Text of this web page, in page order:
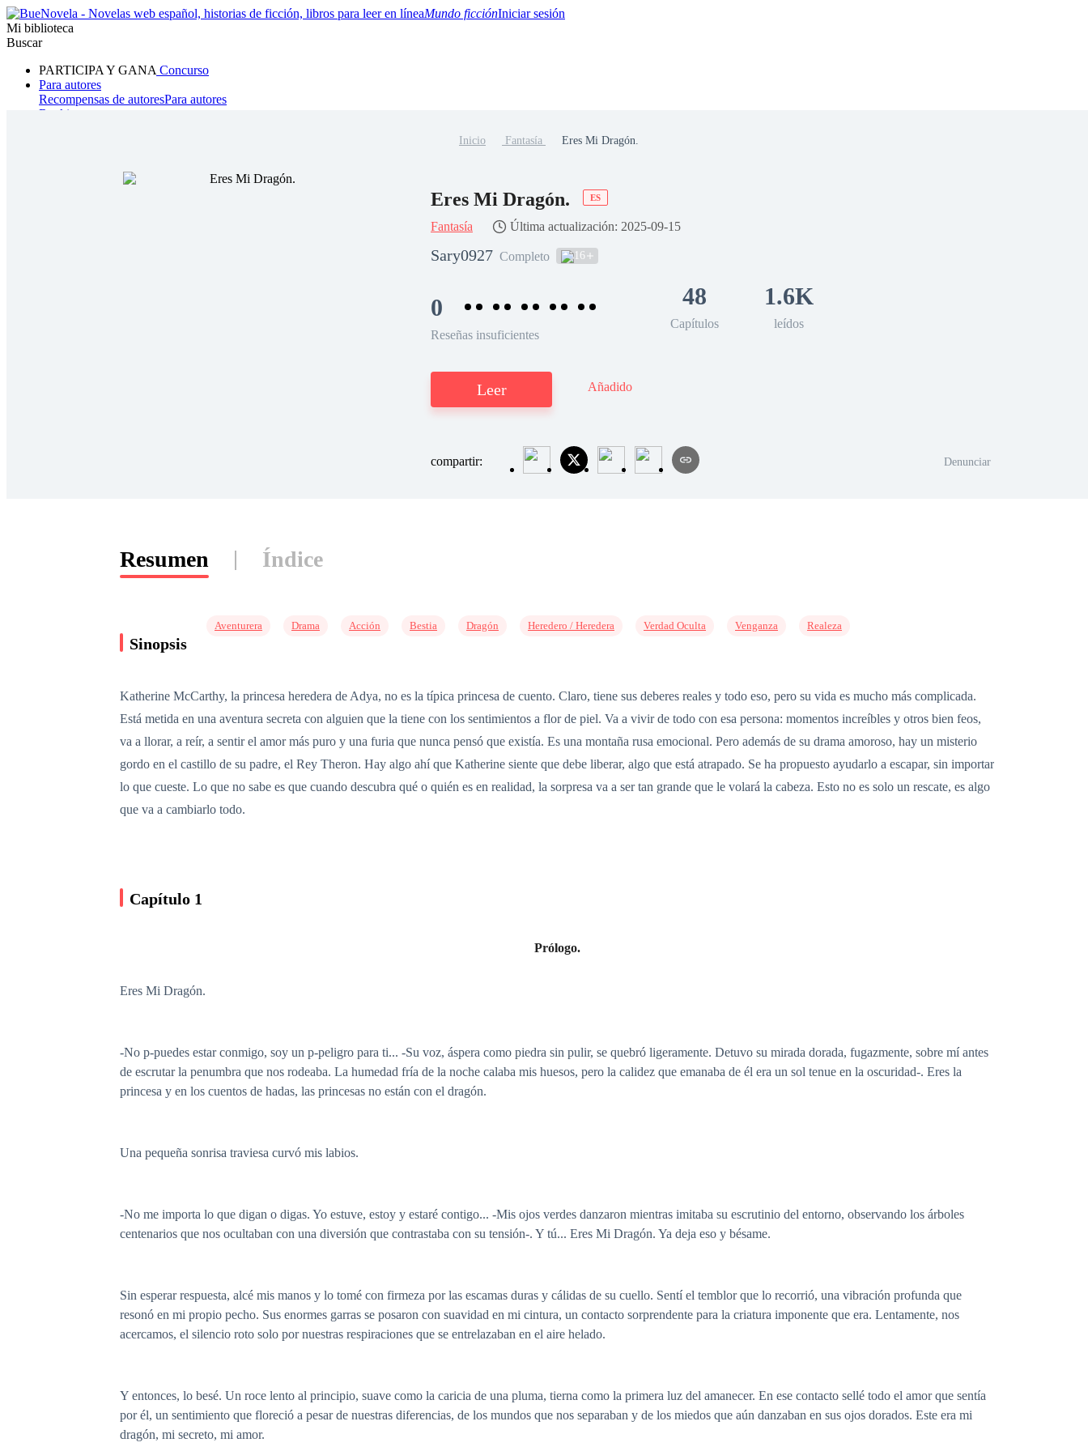
Mundo ficciónIniciar sesión
Mi biblioteca
Buscar
PARTICIPA Y GANA Concurso
Para autores
Recompensas de autoresPara autores
Ranking
Hombre lobo Mafia SistemaFantasía
Inicio Fantasía Eres Mi Dragón.
Eres Mi Dragón. ES
Fantasía Última actualización: 2025-09-15
Sary0927 Completo 16
0
Reseñas insuficientes
48
Capítulos
1.6K
leídos
Leer Añadido
compartir: Denunciar
Resumen Índice
Sinopsis
Aventurera Drama Acción Bestia Dragón Heredero / Heredera Verdad Oculta Venganza Realeza
Katherine McCarthy, la princesa heredera de Adya, no es la típica princesa de cuento. Claro, tiene sus deberes reales y todo eso, pero su vida es mucho más complicada.
Está metida en una aventura secreta con alguien que la tiene con los sentimientos a flor de piel. Va a vivir de todo con esa persona: momentos increíbles y otros bien feos,
va a llorar, a reír, a sentir el amor más puro y una furia que nunca pensó que existía. Es una montaña rusa emocional. Pero además de su drama amoroso, hay un misterio
gordo en el castillo de su padre, el Rey Theron. Hay algo ahí que Katherine siente que debe liberar, algo que está atrapado. Se ha propuesto ayudarlo a escapar, sin importar
lo que cueste. Lo que no sabe es que cuando descubra qué o quién es en realidad, la sorpresa va a ser tan grande que le volará la cabeza. Esto no es solo un rescate, es algo
que va a cambiarlo todo.
Capítulo 1
Prólogo.
Eres Mi Dragón.
-No p-puedes estar conmigo, soy un p-peligro para ti... -Su voz, áspera como piedra sin pulir, se quebró ligeramente. Detuvo su mirada dorada, fugazmente, sobre mí antes
de escrutar la penumbra que nos rodeaba. La humedad fría de la noche calaba mis huesos, pero la calidez que emanaba de él era un sol tenue en la oscuridad-. Eres la
princesa y en los cuentos de hadas, las princesas no están con el dragón.
Una pequeña sonrisa traviesa curvó mis labios.
-No me importa lo que digan o digas. Yo estuve, estoy y estaré contigo... -Mis ojos verdes danzaron mientras imitaba su escrutinio del entorno, observando los árboles
centenarios que nos ocultaban con una diversión que contrastaba con su tensión-. Y tú... Eres Mi Dragón. Ya deja eso y bésame.
Sin esperar respuesta, alcé mis manos y lo tomé con firmeza por las escamas duras y cálidas de su cuello. Sentí el temblor que lo recorrió, una vibración profunda que
resonó en mi propio pecho. Sus enormes garras se posaron con suavidad en mi cintura, un contacto sorprendente para la criatura imponente que era. Lentamente, nos
acercamos, el silencio roto solo por nuestras respiraciones que se entrelazaban en el aire helado.
Y entonces, lo besé. Un roce lento al principio, suave como la caricia de una pluma, tierna como la primera luz del amanecer. En ese contacto sellé todo el amor que sentía
por él, un sentimiento que floreció a pesar de nuestras diferencias, de los mundos que nos separaban y de los miedos que aún danzaban en sus ojos dorados. Este era mi
dragón, mi secreto, mi amor.